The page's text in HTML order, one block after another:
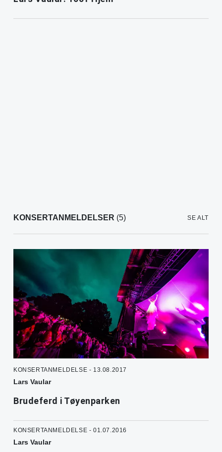
KONSERTANMELDELSER (5) SE ALT
KONSERTANMELDELSE - 13.08.2017
Lars Vaular
Brudeferd i Tøyenparken
KONSERTANMELDELSE - 01.07.2016
Lars Vaular